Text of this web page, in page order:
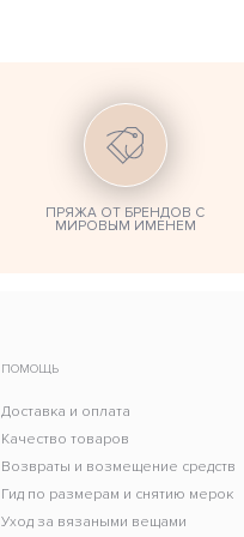
ПРЯЖА ОТ БРЕНДОВ С
МИРОВЫМ ИМЕНЕМ
ПОМОЩЬ
Доставка и оплата
Качество товаров
Возвраты и возмещение средств
Гид по размерам и снятию мерок
Уход за вязаными вещами